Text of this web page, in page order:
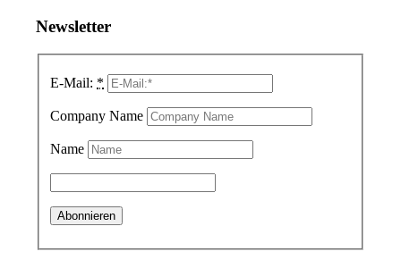
Newsletter
E-Mail: *
Company Name
Name